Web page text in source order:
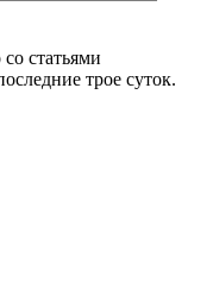
статьями
трое суток.